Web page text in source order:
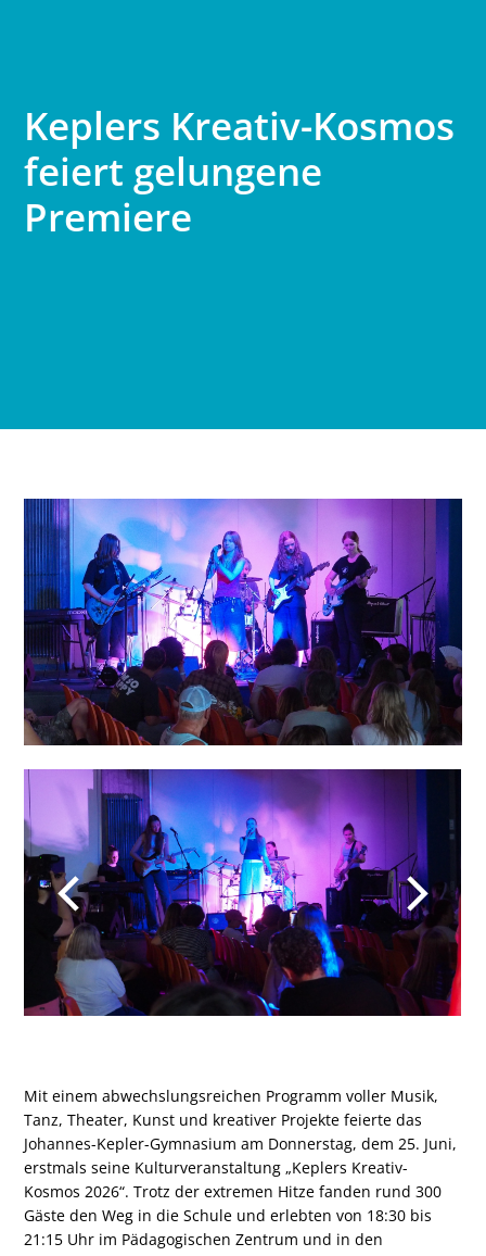
Keplers Kreativ-Kosmos
feiert gelungene
Premiere
Mit einem abwechslungsreichen Programm voller Musik,
Tanz, Theater, Kunst und kreativer Projekte feierte das
Johannes-Kepler-Gymnasium am Donnerstag, dem 25. Juni,
erstmals seine Kulturveranstaltung „Keplers Kreativ-
Kosmos 2026“. Trotz der extremen Hitze fanden rund 300
Gäste den Weg in die Schule und erlebten von 18:30 bis
21:15 Uhr im Pädagogischen Zentrum und in den